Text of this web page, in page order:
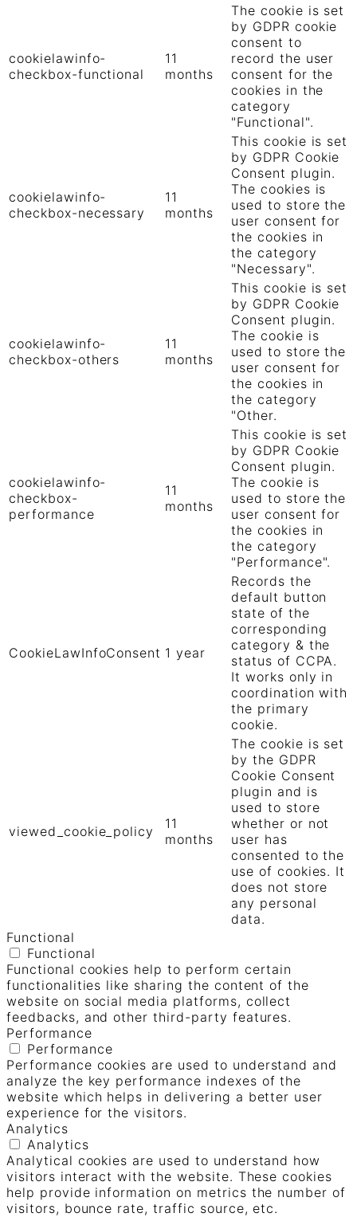
cookielawinfo-
checkbox-functional
11
months
The cookie is set
by GDPR cookie
consent to
record the user
consent for the
cookies in the
category
"Functional".
cookielawinfo-
checkbox-necessary
11
months
This cookie is set
by GDPR Cookie
Consent plugin.
The cookies is
used to store the
user consent for
the cookies in
the category
"Necessary".
cookielawinfo-
checkbox-others
11
months
This cookie is set
by GDPR Cookie
Consent plugin.
The cookie is
used to store the
user consent for
the cookies in
the category
"Other.
cookielawinfo-
checkbox-
performance
11
months
This cookie is set
by GDPR Cookie
Consent plugin.
The cookie is
used to store the
user consent for
the cookies in
the category
"Performance".
CookieLawInfoConsent 1 year
Records the
default button
state of the
corresponding
category & the
status of CCPA.
It works only in
coordination with
the primary
cookie.
viewed_cookie_policy
11
months
The cookie is set
by the GDPR
Cookie Consent
plugin and is
used to store
whether or not
user has
consented to the
use of cookies. It
does not store
any personal
data.
Functional
Functional
Functional cookies help to perform certain
functionalities like sharing the content of the
website on social media platforms, collect
feedbacks, and other third-party features.
Performance
Performance
Performance cookies are used to understand and
analyze the key performance indexes of the
website which helps in delivering a better user
experience for the visitors.
Analytics
Analytics
Analytical cookies are used to understand how
visitors interact with the website. These cookies
help provide information on metrics the number of
visitors, bounce rate, traffic source, etc.